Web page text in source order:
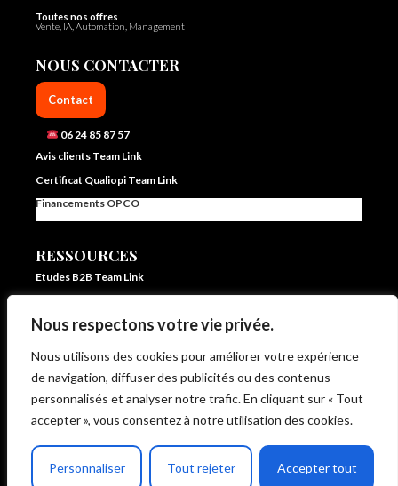
Nous respectons votre vie privée.
Nous utilisons des cookies pour améliorer votre expérience
de navigation, diffuser des publicités ou des contenus
personnalisés et analyser notre trafic. En cliquant sur « Tout
accepter », vous consentez à notre utilisation des cookies.
Personnaliser Tout rejeter Accepter tout
Toutes nos offres
Vente, IA, Automation, Management
NOUS CONTACTER
Contact
06 24 85 87 57
Avis clients Team Link
Certificat Qualiopi Team Link
Financements OPCO
RESSOURCES
Etudes B2B Team Link
Blog IA et vente – Team Link
Livrets d’accueil et statistiques
Règlement intérieur
CG de Vente et d’Utilisation
Politique de protection des données